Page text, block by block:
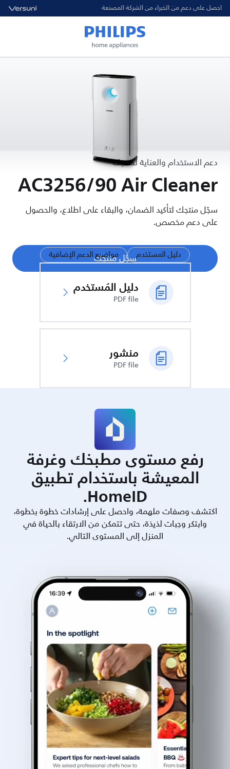
احصل على دعم من الخبراء من الشركة المصنعة
دعم الاستخدام والعناية لمنتجك
AC3256/90 Air Cleaner
سجّل منتجك لتأكيد الضمان، والبقاء على اطلاع، والحصول
على دعم مخصص.
سجّل منتجكدليل المستخدم مواضيع الدعم الإضافية
دليل المُستخدم
PDF file
منشور
PDF file
رفع مستوى مطبخك وغرفة
المعيشة باستخدام تطبيق
HomeID.
اكتشف وصفات ملهمة، واحصل على إرشادات خطوة بخطوة،
وابتكر وجبات لذيذة، حتى تتمكن من الارتقاء بالحياة في
المنزل إلى المستوى التالي.